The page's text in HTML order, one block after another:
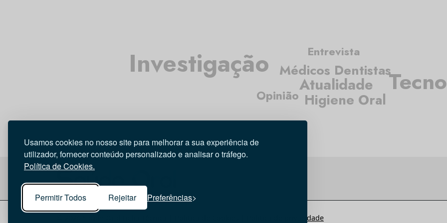
Usamos cookies no nosso site para melhorar a sua experiência de
utilizador, fornecer conteúdo personalizado e analisar o tráfego.
Política de Cookies.
Permitir Todos Rejeitar Preferências
Atualidade
Médicos Dentistas
Higiene Oral
Entrevista
Opinião
Investigação
Política de privacidade